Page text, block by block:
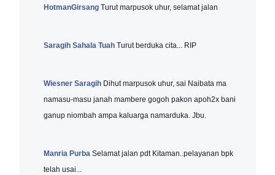
HotmanGirsang Turut marpusok uhur, selamat jalan
Saragih Sahala Tuah Turut berduka cita... RIP
Wiesner Saragih Dihut marpusok uhur, sai Naibata ma
namasu-masu janah mambere gogoh pakon apoh2x bani
ganup niombah ampa kaluarga namarduka. Jbu.
Manria Purba Selamat jalan pdt Kitaman..pelayanan bpk
telah usai...